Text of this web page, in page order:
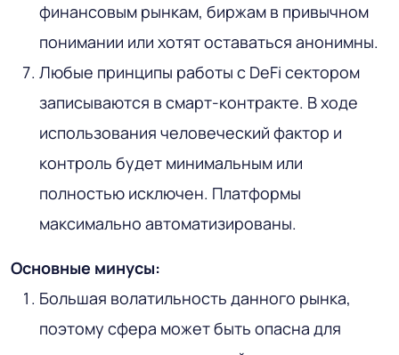
финансовым рынкам, биржам в привычном
понимании или хотят оставаться анонимны.
Любые принципы работы с DeFi сектором
записываются в смарт-контракте. В ходе
использования человеческий фактор и
контроль будет минимальным или
полностью исключен. Платформы
максимально автоматизированы.
Основные минусы:
Большая волатильность данного рынка,
поэтому сфера может быть опасна для